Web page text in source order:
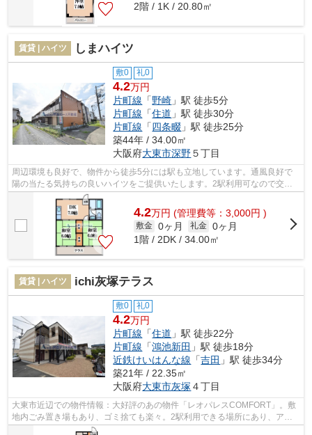
2階 / 1K / 20.80㎡
賃貸 | ハイツ しまハイツ
敷0 礼0
4.2万円
片町線 「野崎 」駅 徒歩5分
片町線 「住道 」駅 徒歩30分
片町線 「四条畷 」駅 徒歩25分
築44年 / 34.00㎡
大阪府大東市深野５丁目
周辺環境も良好で、物件から徒歩5分には駅も立地しています。通風良好で
陽の当たる気持ちの良いハイツをご提供いたします。2駅利用可なので交通
の利便性が格段に良くなるのが魅力です...
4.2万円 (管理費等：3,000円 )
敷金 0ヶ月 礼金 0ヶ月
1階 / 2DK / 34.00㎡
賃貸 | ハイツ ichi灰塚テラス
敷0 礼0
4.2万円
片町線 「住道 」駅 徒歩22分
片町線 「鴻池新田 」駅 徒歩18分
近鉄けいはんな線 「吉田 」駅 徒歩34分
築21年 / 22.35㎡
大阪府大東市灰塚 ４丁目
大東市近辺での物件情報：大好評のあの物件「レオパレスCOMFORT」。敷
地内ごみ置き場もあり、ゴミ捨ても楽々。2駅利用できる場所にあり、アク
セスが便利です。初期費用のカード決済で...